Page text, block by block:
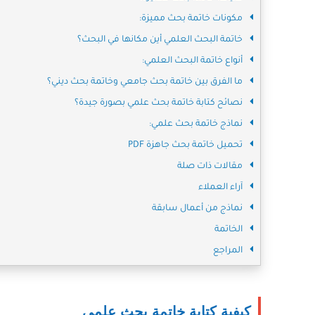
مكونات خاتمة بحث مميزة:
خاتمة البحث العلمي أين مكانها في البحث؟
أنواع خاتمة البحث العلمي:
ما الفرق بين خاتمة بحث جامعي وخاتمة بحث ديني؟
نصائح كتابة خاتمة بحث علمي بصورة جيدة؟
نماذج خاتمة بحث علمي:
تحميل خاتمة بحث جاهزة PDF
مقالات ذات صلة
آراء العملاء
نماذج من أعمال سابقة
الخاتمة
المراجع
كيفية كتابة خاتمة بحث علمي